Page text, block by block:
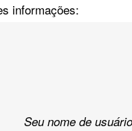
informações:
Seu nome de